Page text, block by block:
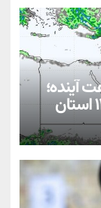
در ۷۲ ساعت آینده؛